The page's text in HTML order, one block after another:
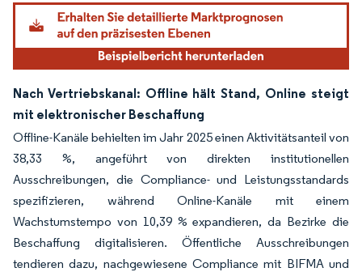
Nach Vertriebskanal: Offline hält Stand, Online steigt
mit elektronischer Beschaffung
Offline-Kanäle behielten im Jahr 2025 einen Aktivitätsanteil von
38,33 %, angeführt von direkten institutionellen
Ausschreibungen, die Compliance- und Leistungsstandards
spezifizieren, während Online-Kanäle mit einem
Wachstumstempo von 10,39 % expandieren, da Bezirke die
Beschaffung digitalisieren. Öffentliche Ausschreibungen
tendieren dazu, nachgewiesene Compliance mit BIFMA und